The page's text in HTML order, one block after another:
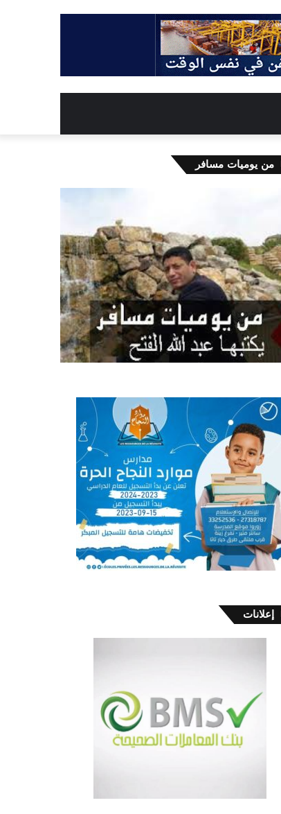
من يوميات مسافر
إعلانات